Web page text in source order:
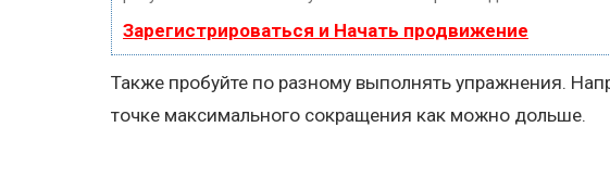
Зарегистрироваться и Начать продвижение
Также пробуйте по разному выполнять упражнения.
точке максимального сокращения как можно дольше.